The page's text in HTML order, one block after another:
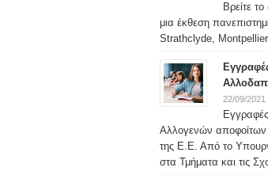
Βρείτε
μια έκθεση
Strathclyde,
22/09/2021
Αλλογενών αποφοίτων
της Ε.Ε. Από το
στα Τμήματα και τις